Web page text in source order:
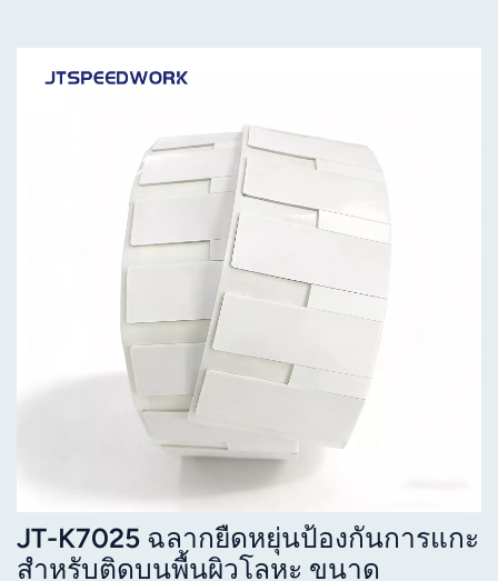
JT-K7025 ฉลากยืดหยุ่นป้องกันการแกะ
สำหรับติดบนพื้นผิวโลหะ ขนาด